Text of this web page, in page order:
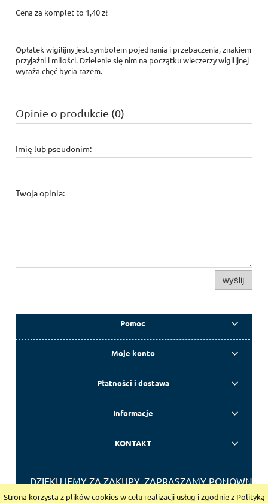
Strona korzysta z plików cookies w celu realizacji usług i zgodnie z Polityką
Cena za komplet to 1,40 zł
Opłatek wigilijny jest symbolem pojednania i przebaczenia, znakiem
przyjaźni i miłości. Dzielenie się nim na początku wieczerzy wigilijnej
wyraża chęć bycia razem.
Opinie o produkcie (0)
Imię lub pseudonim:
Twoja opinia:
wyślij
Pomoc
Moje konto
Płatności i dostawa
Informacje
KONTAKT
DZIĘKUJEMY ZA ZAKUPY, ZAPRASZAMY PONOWNIE.